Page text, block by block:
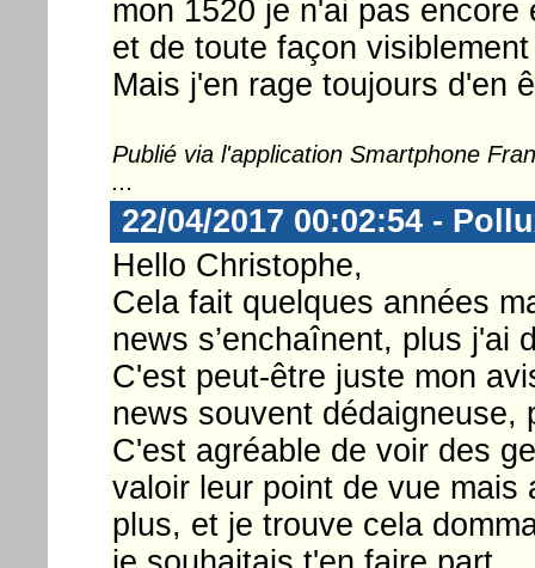
mon 1520 je n'ai pas
et de toute façon
Mais j'en rage toujours d'en
Publié via l'application Smartphone
...
22/04/2017 00:02:54 -
Hello Christophe,
Cela fait quelques années
news s’enchaînent, plus j'ai
C'est peut-être juste mon
news souvent dédaigneuse,
C'est agréable de voir des
valoir leur point de vue mais
plus, et je trouve cela